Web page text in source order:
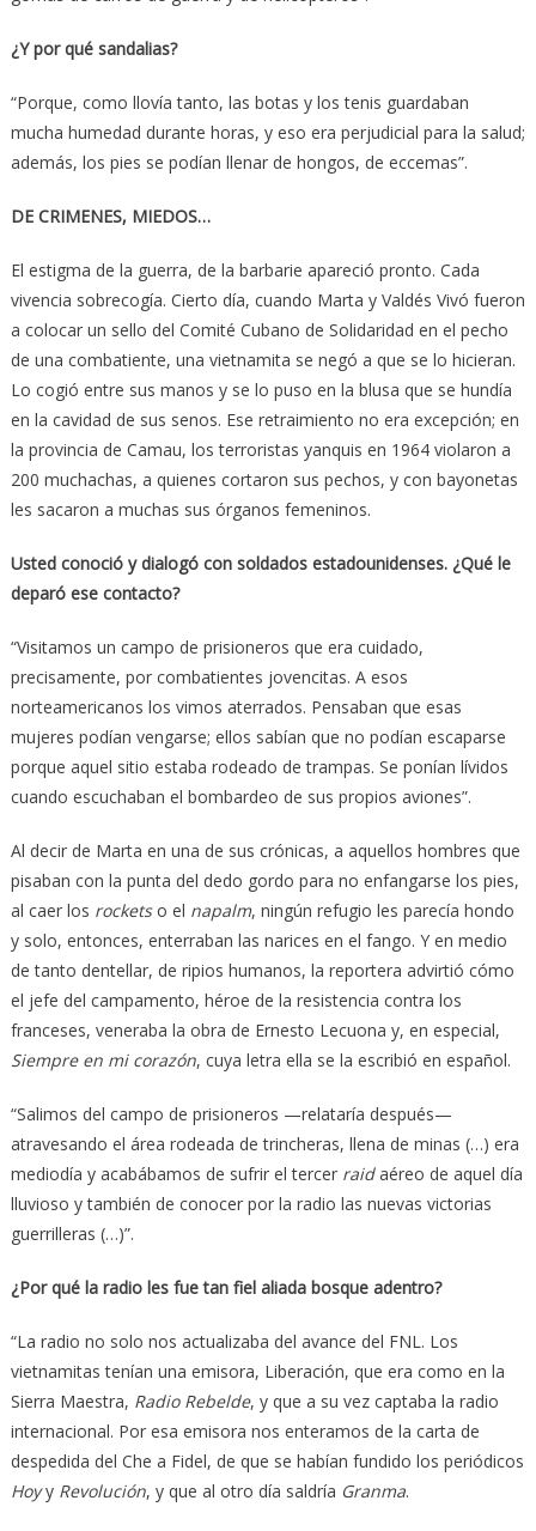
¿Y por qué sandalias?
“Porque, como llovía tanto, las botas y los tenis guardaban
mucha humedad durante horas, y eso era perjudicial para la salud;
además, los pies se podían llenar de hongos, de eccemas”.
DE CRIMENES, MIEDOS…
El estigma de la guerra, de la barbarie apareció pronto. Cada
vivencia sobrecogía. Cierto día, cuando Marta y Valdés Vivó fueron
a colocar un sello del Comité Cubano de Solidaridad en el pecho
de una combatiente, una vietnamita se negó a que se lo hicieran.
Lo cogió entre sus manos y se lo puso en la blusa que se hundía
en la cavidad de sus senos. Ese retraimiento no era excepción; en
la provincia de Camau, los terroristas yanquis en 1964 violaron a
200 muchachas, a quienes cortaron sus pechos, y con bayonetas
les sacaron a muchas sus órganos femeninos.
Usted conoció y dialogó con soldados estadounidenses. ¿Qué le
deparó ese contacto?
“Visitamos un campo de prisioneros que era cuidado,
precisamente, por combatientes jovencitas. A esos
norteamericanos los vimos aterrados. Pensaban que esas
mujeres podían vengarse; ellos sabían que no podían escaparse
porque aquel sitio estaba rodeado de trampas. Se ponían lívidos
cuando escuchaban el bombardeo de sus propios aviones”.
Al decir de Marta en una de sus crónicas, a aquellos hombres que
pisaban con la punta del dedo gordo para no enfangarse los pies,
al caer los rocketso el napalm, ningún refugio les parecía hondo
y solo, entonces, enterraban las narices en el fango. Y en medio
de tanto dentellar, de ripios humanos, la reportera advirtió cómo
el jefe del campamento, héroe de la resistencia contra los
franceses, veneraba la obra de Ernesto Lecuona y, en especial,
Siempre en mi corazón, cuya letra ella se la escribió en español.
“Salimos del campo de prisioneros —relataría después—
atravesando el área rodeada de trincheras, llena de minas (…) era
mediodía y acabábamos de sufrir el tercer raidaéreo de aquel día
lluvioso y también de conocer por la radio las nuevas victorias
guerrilleras (…)”.
¿Por qué la radio les fue tan fiel aliada bosque adentro?
“La radio no solo nos actualizaba del avance del FNL. Los
vietnamitas tenían una emisora, Liberación, que era como en la
Sierra Maestra, Radio Rebelde, y que a su vez captaba la radio
internacional. Por esa emisora nos enteramos de la carta de
despedida del Che a Fidel, de que se habían fundido los periódicos
Hoyy Revolución, y que al otro día saldría Granma.